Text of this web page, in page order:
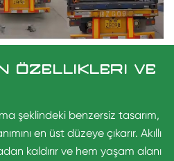
ÖZELLIKLERI VE
şeklindeki benzersiz tasarım,
en üst düzeye çıkarır. Akıllı
kaldırır ve hem yaşam alanı